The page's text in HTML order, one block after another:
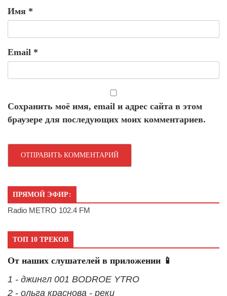
Имя *
Email *
Сохранить моё имя, email и адрес сайта в этом
браузере для последующих моих комментариев.
ПРЯМОЙ ЭФИР:
Radio METRO 102.4 FM
ТОП 10 ТРЕКОВ
От наших слушателей в приложении 📱
1 - джингл 001 BODROE YTRO
2 - ольга краснова - реки